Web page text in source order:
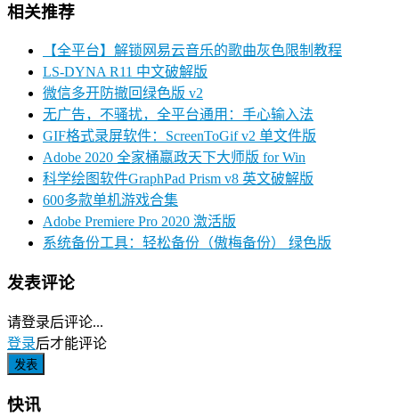
相关推荐
【全平台】解锁网易云音乐的歌曲灰色限制教程
LS-DYNA R11 中文破解版
微信多开防撤回绿色版 v2
无广告，不骚扰，全平台通用：手心输入法
GIF格式录屏软件：ScreenToGif v2 单文件版
Adobe 2020 全家桶嬴政天下大师版 for Win
科学绘图软件GraphPad Prism v8 英文破解版
600多款单机游戏合集
Adobe Premiere Pro 2020 激活版
系统备份工具：轻松备份（傲梅备份） 绿色版
发表评论
请登录后评论...
登录后才能评论
快讯